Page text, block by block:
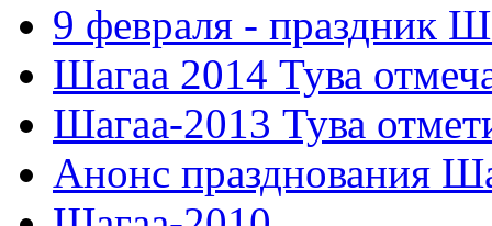
9 февраля - праздник
Шагаа 2014 Тува
Шагаа-2013 Тува
Анонс празднования